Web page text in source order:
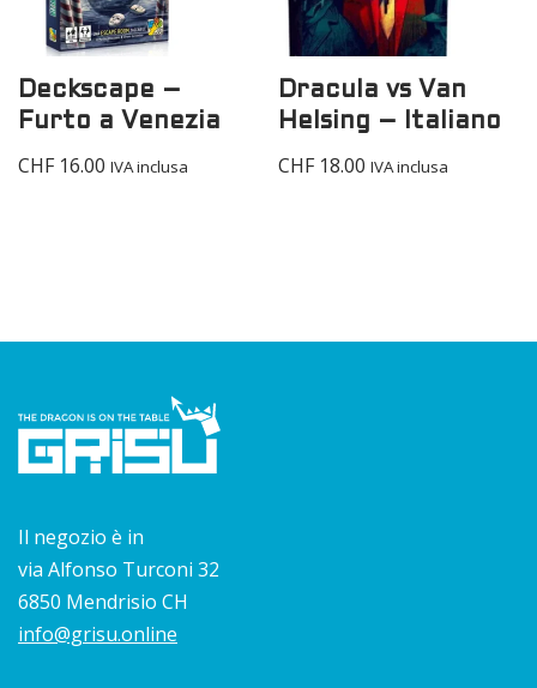
Deckscape –
Furto a Venezia
CHF16.00 IVA inclusa
Dracula vs Van
Helsing – Italiano
CHF18.00 IVA inclusa
Il negozio è in
via Alfonso Turconi 32
6850 Mendrisio CH
info@grisu.online